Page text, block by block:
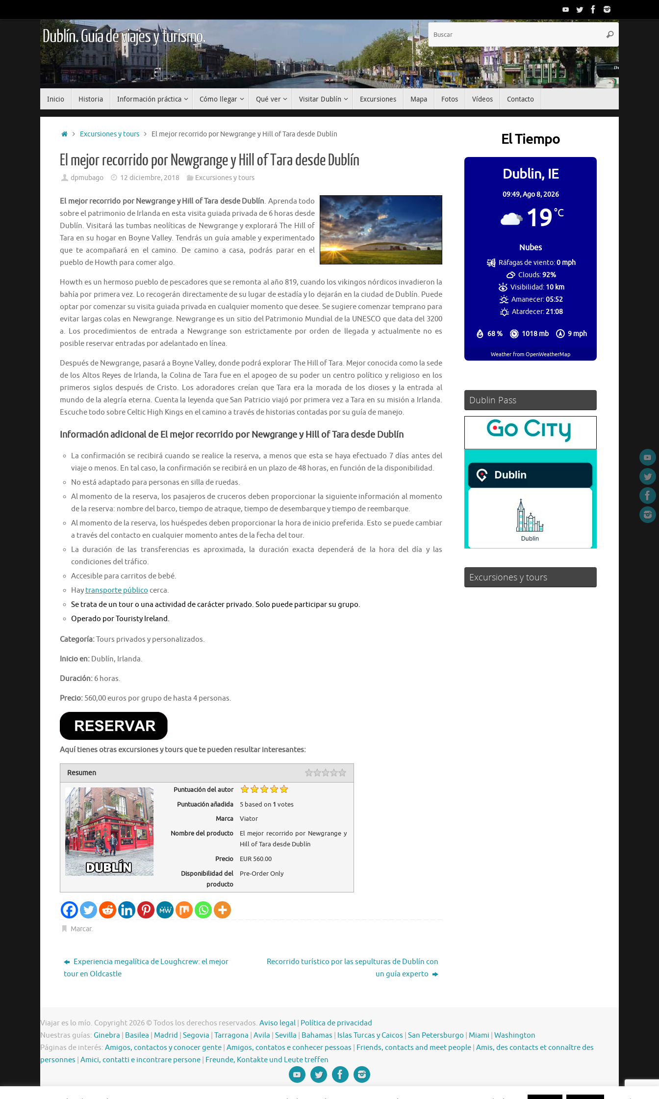
al
Dublín. Guía de viajes y turismo. Buscar
Inicio Historia Información práctica Cómo llegar Qué ver Visitar Dublín Excursiones Mapa Fotos Vídeos Contacto
InicioExcursiones y tours El mejor recorrido por Newgrange y Hill of Tara desde Dublín
El mejor recorrido por Newgrange y Hill of Tara desde Dublín
dpmubago 12 diciembre, 2018 Excursiones y tours
El mejor recorrido por Newgrange y Hill of Tara desde Dublín. Aprenda todo
sobre el patrimonio de Irlanda en esta visita guiada privada de 6 horas desde
Dublín. Visitará las tumbas neolíticas de Newgrange y explorará The Hill of
Tara en su hogar en Boyne Valley. Tendrás un guía amable y experimentado
que te acompañará en el camino. De camino a casa, podrás parar en el
pueblo de Howth para comer algo.
Howth es un hermoso pueblo de pescadores que se remonta al año 819, cuando los vikingos nórdicos invadieron la
bahía por primera vez. Lo recogerán directamente de su lugar de estadía y lo dejarán en la ciudad de Dublín. Puede
optar por comenzar su visita guiada privada en cualquier momento que desee. Se sugiere comenzar temprano para
evitar largas colas en Newgrange. Newgrange es un sitio del Patrimonio Mundial de la UNESCO que data del 3200
a. Los procedimientos de entrada a Newgrange son estrictamente por orden de llegada y actualmente no es
posible reservar entradas por adelantado en línea.
Después de Newgrange, pasará a Boyne Valley, donde podrá explorar The Hill of Tara. Mejor conocida como la sede
de los Altos Reyes de Irlanda, la Colina de Tara fue en el apogeo de su poder un centro político y religioso en los
primeros siglos después de Cristo. Los adoradores creían que Tara era la morada de los dioses y la entrada al
mundo de la alegría eterna. Cuenta la leyenda que San Patricio viajó por primera vez a Tara en su misión a Irlanda.
Escuche todo sobre Celtic High Kings en el camino a través de historias contadas por su guía de manejo.
Información adicional de El mejor recorrido por Newgrange y Hill of Tara desde Dublín
La confirmación se recibirá cuando se realice la reserva, a menos que esta se haya efectuado 7 días antes del
viaje o menos. En tal caso, la confirmación se recibirá en un plazo de 48 horas, en función de la disponibilidad.
No está adaptado para personas en silla de ruedas.
Al momento de la reserva, los pasajeros de cruceros deben proporcionar la siguiente información al momento
de la reserva: nombre del barco, tiempo de atraque, tiempo de desembarque y tiempo de reembarque.
Al momento de la reserva, los huéspedes deben proporcionar la hora de inicio preferida. Esto se puede cambiar
a través del contacto en cualquier momento antes de la fecha del tour.
La duración de las transferencias es aproximada, la duración exacta dependerá de la hora del día y las
condiciones del tráfico.
Accesible para carritos de bebé.
Hay transporte público cerca.
Se trata de un tour o una actividad de carácter privado. Solo puede participar su grupo.
Operado por Touristy Ireland.
Categoría:Tours privados y personalizados.
Inicio en: Dublín, Irlanda.
Duración: 6 horas.
Precio: 560,00 euros por grupo de hasta 4 personas.
Aquí tienes otras excursiones y tours que te pueden resultar interesantes:
Resumen
Puntuación del autor
Puntuación añadida
5based on 1 votes
Marca
Viator
Nombre del producto
El mejor recorrido por Newgrange y
Hill of Tara desde Dublín
Precio
EUR560.00
Disponibilidad del
producto
Pre-Order Only
Marcar.
Experiencia megalítica de Loughcrew: el mejor
tour en Oldcastle
Recorrido turístico por las sepulturas de Dublín con
un guía experto
El Tiempo
Dublin, IE
09:49,Ago 8, 2026
19°C
Nubes
68 % 1018 mb 9 mph
Ráfagas de viento:0 mph
Clouds:92%
Visibilidad: 10 km
Amanecer:05:52
Atardecer:21:08
Weather from OpenWeatherMap
Dublin Pass
Excursiones y tours
Viajar es lo mío. Copyright 2026 © Todos los derechos reservados. Aviso legal Política de privacidad
Nuestras guías: Ginebra Basilea Madrid Segovia Tarragona Avila Sevilla Bahamas Islas Turcas y Caicos San Petersburgo Miami Washington
Páginas de interés: Amigos, contactos y conocer gente Amigos, contatos e conhecer pessoas Friends, contacts and meet people Amis, des contacts et connaître des
personnes Amici, contatti e incontrare persone Freunde, Kontakte und Leute treffen
Funciona conTempera&WordPress.